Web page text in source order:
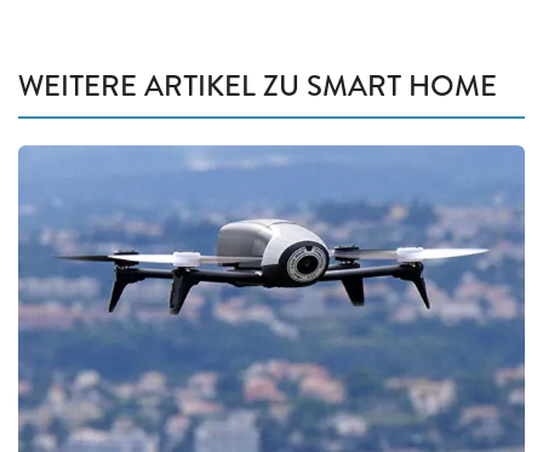
WEITERE ARTIKEL ZU SMART HOME